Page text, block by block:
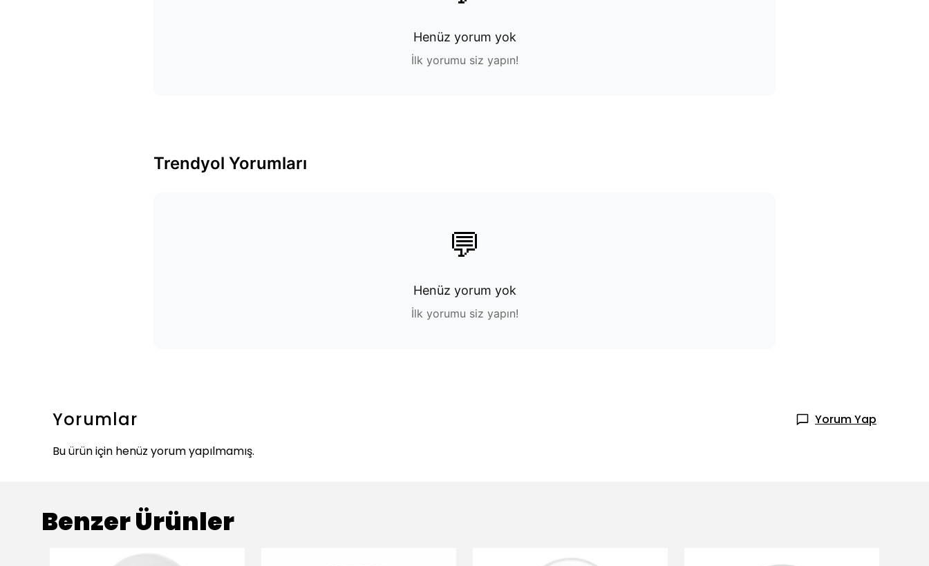
Henüz yorum yok
İlk yorumu siz yapın!
Trendyol Yorumları
💬
Henüz yorum yok
İlk yorumu siz yapın!
Yorumlar
Yorum Yap
Bu ürün için henüz yorum yapılmamış.
Benzer Ürünler